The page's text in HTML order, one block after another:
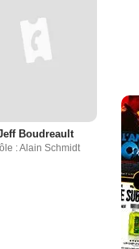
Boudreault
: Alain Schmidt